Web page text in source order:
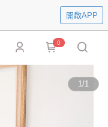
開啟APP
0
1/1